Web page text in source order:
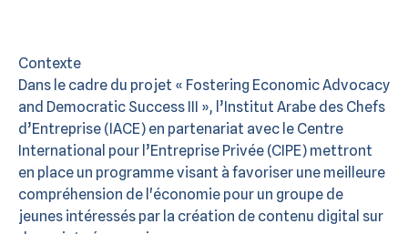
Contexte
Dans le cadre du projet « Fostering Economic Advocacy
and Democratic Success III », l’Institut Arabe des Chefs
d’Entreprise (IACE) en partenariat avec le Centre
International pour l’Entreprise Privée (CIPE) mettront
en place un programme visant à favoriser une meilleure
compréhension de l'économie pour un groupe de
jeunes intéressés par la création de contenu digital sur